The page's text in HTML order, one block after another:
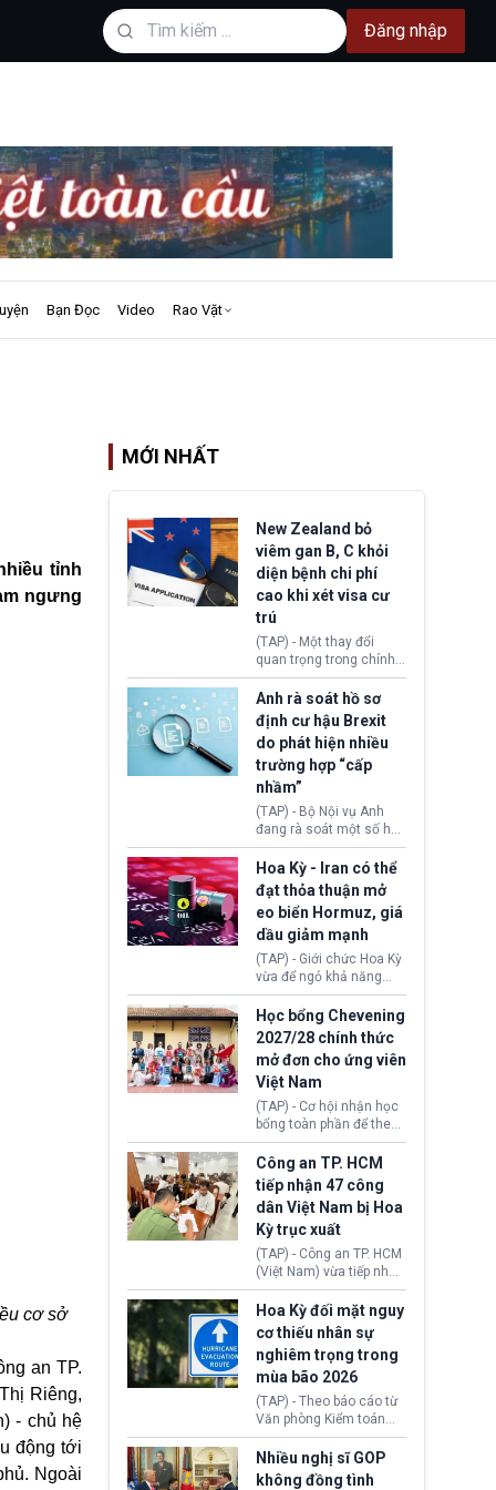
Đăng nhập
Bạn Đọc Video Rao Vặt
tỉnh
ngưng
cơ sở
an TP.
Riêng,
- chủ hệ
động tới
Ngoài
MỚI NHẤT
New Zealand bỏ
viêm gan B, C khỏi
diện bệnh chi phí
cao khi xét visa cư
trú
(TAP) - Một thay đổi
quan trọng trong chính
sách nhập cư của New
Zealand đang mở ra
thêm cơ hội cho nhiều
người muốn định cư. Từ
nay, người mắc viêm
gan B hoặc viêm gan C
sẽ không còn bị mặc
định không đáp ứng tiêu
chuẩn sức khỏe chỉ vì
chi phí điều trị khi nộp hồ
Anh rà soát hồ sơ
định cư hậu Brexit
do phát hiện nhiều
trường hợp “cấp
nhầm”
(TAP) - Bộ Nội vụ Anh
đang rà soát một số hồ
sơ thuộc Chương trình
Định cư EU (EU
Settlement Scheme -
EUSS) sau khi xác định
có trường hợp được cấp
quy chế cư trú hậu
Brexit “do nhầm lẫn”.
Động thái này làm dấy
lên lo ngại về việc thực
thi Thỏa thuận Rút khỏi
Liên minh châu Âu
(Withdrawal
Agreement).
Hoa Kỳ - Iran có thể
đạt thỏa thuận mở
eo biển Hormuz, giá
dầu giảm mạnh
(TAP) - Giới chức Hoa Kỳ
vừa để ngỏ khả năng
sớm đạt thỏa thuận với
Iran nhằm mở lại eo biển
Hormuz, mở đường cho
việc khôi phục hoạt
động hàng hải. Những
tín hiệu ngoại giao tích
cực này lập tức tác động
đến thị trường năng
lượng, kéo giá dầu thế
giới lùi sâu xuống dưới
mức 80 USD/thùng.
Học bổng Chevening
2027/28 chính thức
mở đơn cho ứng viên
Việt Nam
(TAP) - Cơ hội nhận học
bổng toàn phần để theo
học chương trình thạc sĩ
tại Vương quốc Anh đã
chính thức quay trở lại.
Học bổng Chevening
2027/28 của Chính phủ
Anh vừa mở cổng ứng
tuyển dành riêng ứng
viên Việt Nam, hỗ trợ
toàn bộ chi phí học tập
cùng nhiều quyền lợi
trong suốt một năm
học.
Công an TP. HCM
tiếp nhận 47 công
dân Việt Nam bị Hoa
Kỳ trục xuất
(TAP) - Công an TP. HCM
(Việt Nam) vừa tiếp nhận
47 công dân Việt Nam bị
Hoa Kỳ trục xuất về
nước. Đây là đợt có số
lượng lớn nhất từ đầu
năm 2026 đến nay, phản
ánh xu hướng gia tăng
các trường hợp trục
xuất.
Hoa Kỳ đối mặt nguy
cơ thiếu nhân sự
nghiêm trọng trong
mùa bão 2026
(TAP) - Theo báo cáo từ
Văn phòng Kiểm toán
Chính phủ (GAO), Cơ
quan Quản lý Khẩn cấp
Liên bang (FEMA) thuộc
Nhiều nghị sĩ GOP
không đồng tình